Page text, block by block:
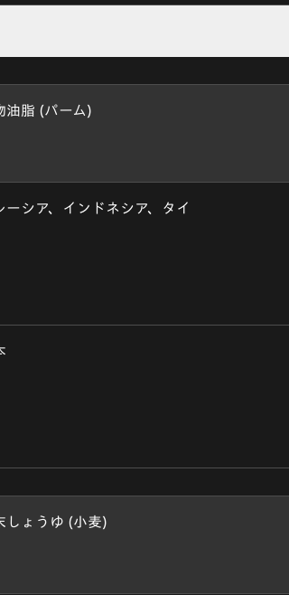
油脂 (パーム)
ーシア、インドネシア、タイ
しょうゆ (小麦)